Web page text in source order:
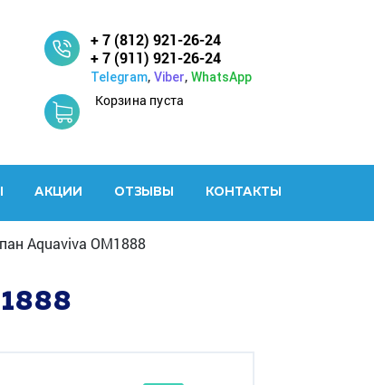
+ 7 (812) 921-26-24
+ 7 (911) 921-26-24
Telegram, Viber, WhatsApp
Корзина пуста
АКЦИИ ОТЗЫВЫ КОНТАКТЫ
Aquaviva OM1888